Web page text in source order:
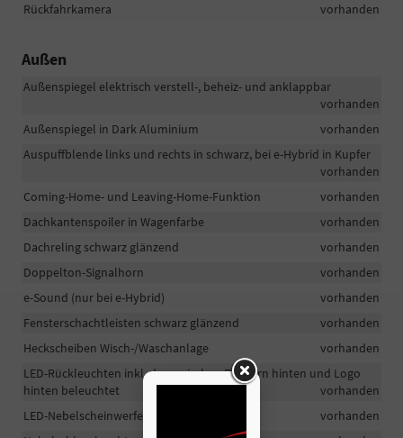
Rückfahrkamera
vorhanden
Außen
Außenspiegel elektrisch verstell-, beheiz- und anklappbar
vorhanden
Außenspiegel in Dark Aluminium
vorhanden
Auspuffblende links und rechts in schwarz, bei e-Hybrid in Kupfer
vorhanden
Coming-Home- und Leaving-Home-Funktion
vorhanden
Dachkantenspoiler in Wagenfarbe
vorhanden
Dachreling schwarz glänzend
vorhanden
Doppelton-Signalhorn
vorhanden
e-Sound (nur bei e-Hybrid)
vorhanden
Fensterschachtleisten schwarz glänzend
vorhanden
Heckscheiben Wisch-/Waschanlage
vorhanden
LED-Rückleuchten inkl. dynamischen Blinkern hinten und Logo
hinten beleuchtet
vorhanden
LED-Nebelscheinwerfer mit Abbiegelicht
vorhanden